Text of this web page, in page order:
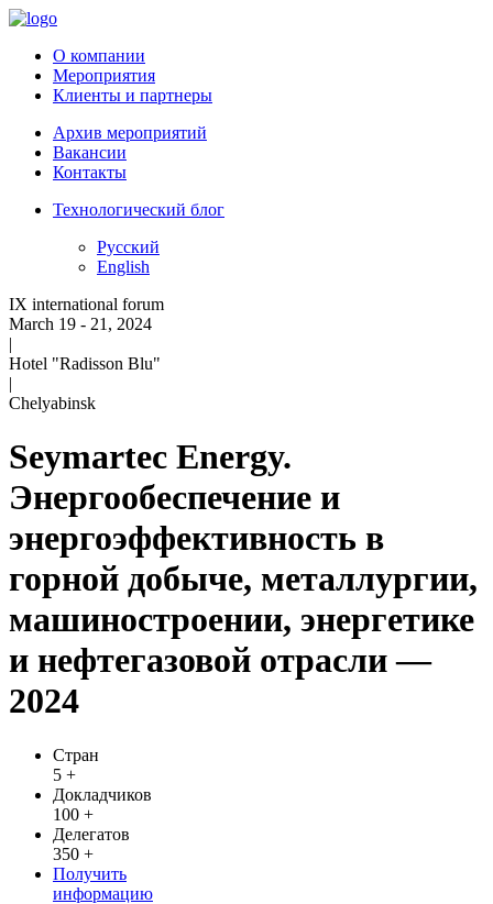
О компании
Мероприятия
Клиенты и партнеры
Архив мероприятий
Вакансии
Контакты
Технологический блог
Русский
English
IX international forum
March 19 - 21, 2024
|
Hotel "Radisson Blu"
|
Chelyabinsk
Seymartec Energy.
Энергообеспечение и
энергоэффективность в
горной добыче, металлургии,
машиностроении, энергетике
и нефтегазовой отрасли —
2024
Стран
5 +
Докладчиков
100 +
Делегатов
350 +
Получить
информацию